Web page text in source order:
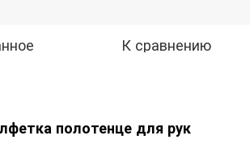
К сравнению
полотенце для рук